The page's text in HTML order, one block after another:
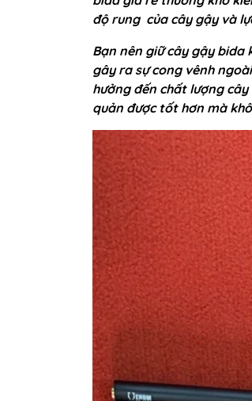
độ rung của cây gậy và
Bạn nên giữ cây gậy
gây ra sự cong vênh
hưởng đến chất lượng
quản được tốt hơn mà